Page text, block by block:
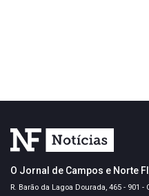
O Jornal de Campos e Norte
R. Barão da Lagoa Dourada, 465 - 901